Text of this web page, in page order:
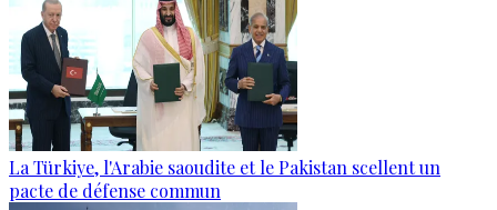
La Türkiye, l'Arabie saoudite et le Pakistan scellent un
pacte de défense commun